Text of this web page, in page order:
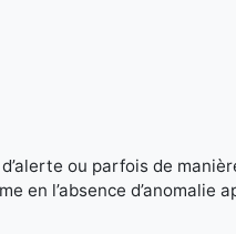
ou parfois de
en l’absence d’anomalie